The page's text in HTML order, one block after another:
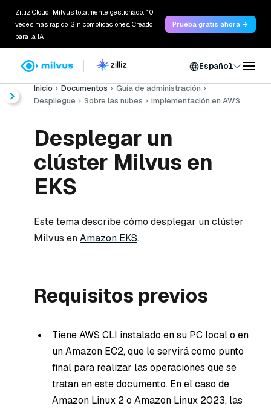
Zilliz Cloud: Milvus totalmente gestionado: 10
veces más rápido. Sin complicaciones. Creado
para la IA.
Prueba gratis ahora →
Español
Inicio Documentos
Guía de administración
Despliegue
Sobre las nubes Implementación en AWS
Desplegar un
clúster Milvus en
EKS
Este tema describe cómo desplegar un clúster
Milvus enAmazon EKS.
Requisitos previos
Tiene AWS CLI instalado en su PC local o en
un Amazon EC2, que le servirá como punto
final para realizar las operaciones que se
tratan en este documento. En el caso de
Amazon Linux 2 o Amazon Linux 2023, las